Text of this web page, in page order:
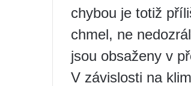
chybou je totiž
chmel, ne
jsou obsaženy v
V závislosti na